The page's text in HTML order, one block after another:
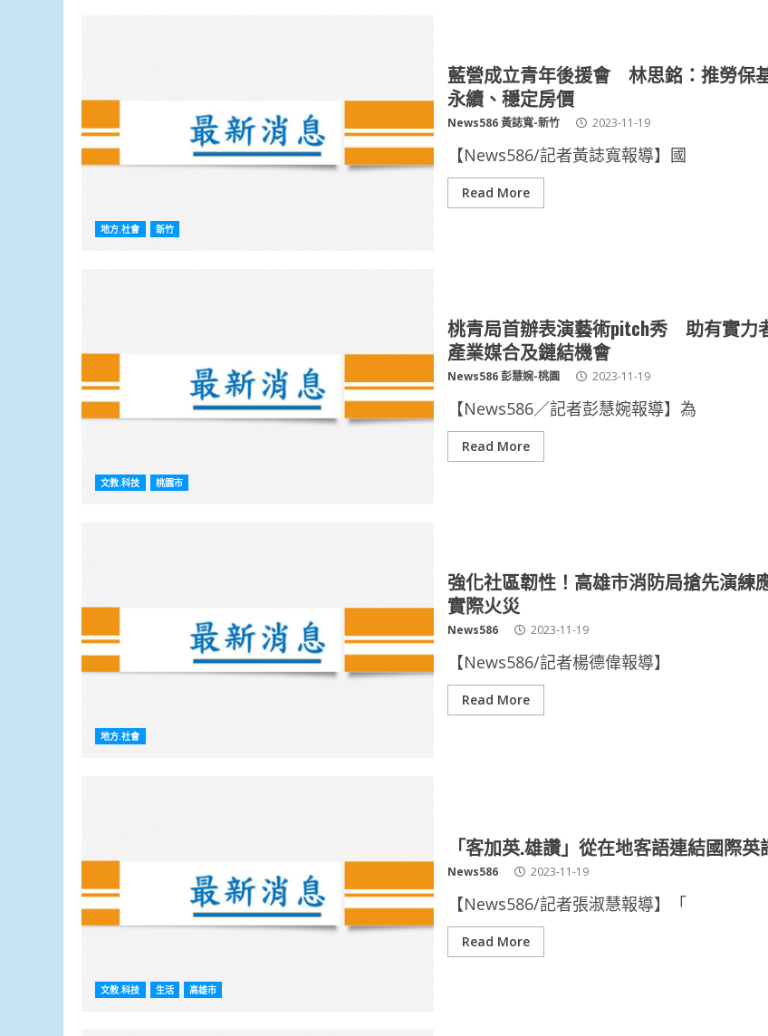
地方.社會 新竹
藍營成立青年後援會 林思銘：推勞保
永續、穩定房價
News586 黃誌寬-新竹 2023-11-19
【News586/記者黃誌寬報導】國
Read More
文教.科技 桃園市
桃青局首辦表演藝術pitch秀 助有實力
產業媒合及鏈結機會
News586 彭慧婉-桃園 2023-11-19
【News586／記者彭慧婉報導】為
Read More
地方.社會
強化社區韌性！高雄市消防局搶先演練
實際火災
News586 2023-11-19
【News586/記者楊德偉報導】
Read More
文教.科技 生活 高雄市
「客加英.雄讚」從在地客語連結國際英
News586 2023-11-19
【News586/記者張淑慧報導】「
Read More